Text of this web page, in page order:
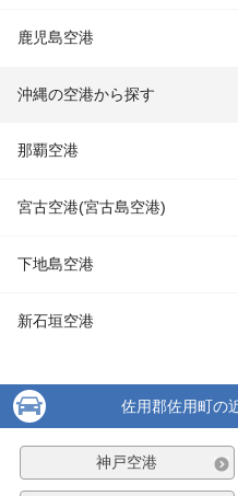
鹿児島空港
沖縄の空港から探す
那覇空港
宮古空港(宮古島空港)
下地島空港
新石垣空港
佐用郡佐用町の
神戸空港